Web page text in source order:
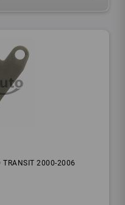
TRANSIT 2000-2006